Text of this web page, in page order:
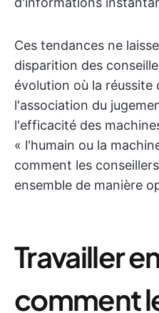
Ces tendances ne
disparition des
évolution où la réussite
l'association du
l'efficacité des
« l'humain ou la
comment les
ensemble de manière
Travailler
comment